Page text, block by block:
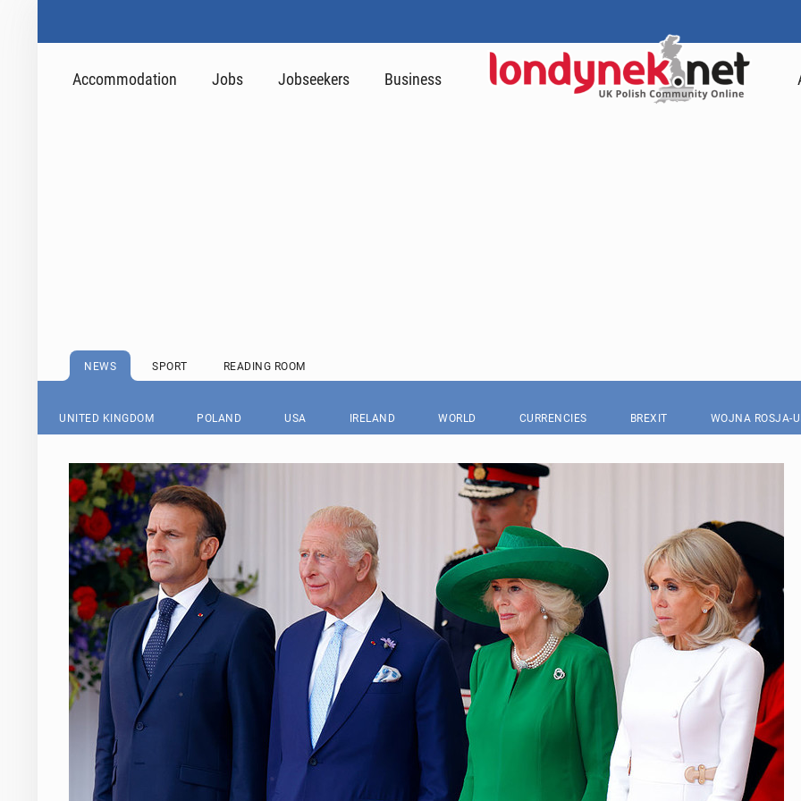
Accommodation Jobs Jobseekers Business
NEWS SPORT READING ROOM
UNITED KINGDOM POLAND USA IRELAND WORLD CURRENCIES BREXIT WOJNA ROSJA-